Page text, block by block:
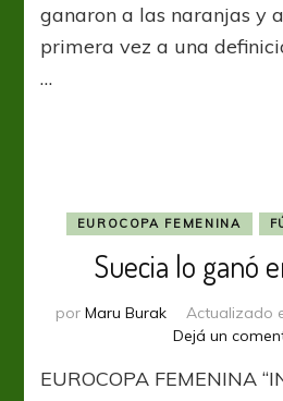
ganaron a las naranjas y
primera vez a una
…
EUROCOPA FEMENINA
Suecia lo ganó
por Maru Burak Actualizado
Dejá un
EUROCOPA FEMENINA